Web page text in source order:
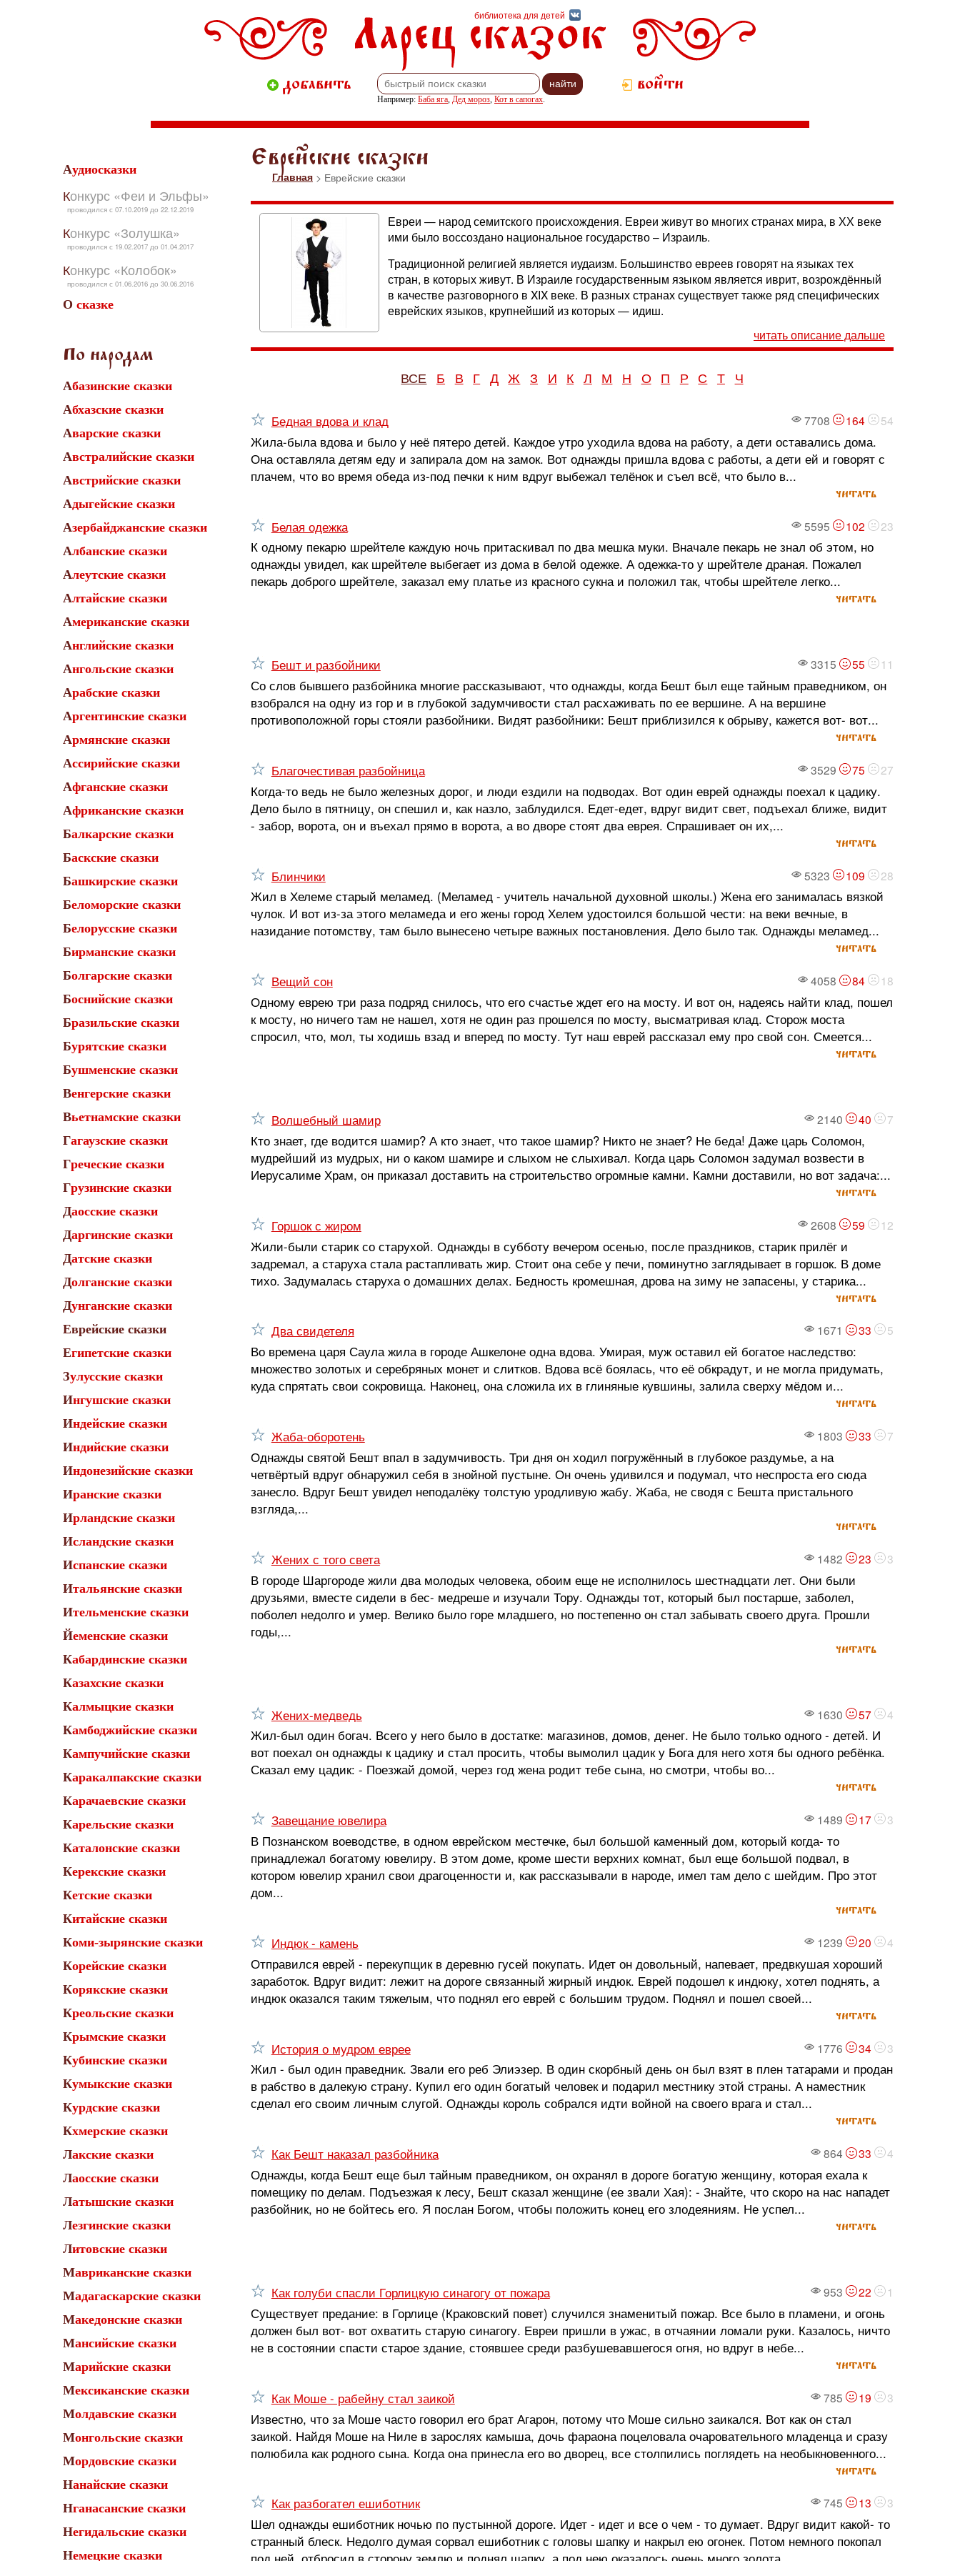
библиотека для детей
Ларец сказок
добавить Например: Баба яга Дед мороз Кот в сапогах войти
Аудиосказки
Конкурс «Феи и Эльфы»
проводился с 07.10.2019 до 22.12.2019
Конкурс «Золушка»
проводился с 19.02.2017 до 01.04.2017
Конкурс «Колобок»
проводился с 01.06.2016 до 30.06.2016
О сказке
По народам
Абазинские сказки
Абхазские сказки
Аварские сказки
Австралийские сказки
Австрийские сказки
Адыгейские сказки
Азербайджанские сказки
Албанские сказки
Алеутские сказки
Алтайские сказки
Американские сказки
Английские сказки
Ангольские сказки
Арабские сказки
Аргентинские сказки
Армянские сказки
Ассирийские сказки
Афганские сказки
Африканские сказки
Балкарские сказки
Баскские сказки
Башкирские сказки
Беломорские сказки
Белорусские сказки
Бирманские сказки
Болгарские сказки
Боснийские сказки
Бразильские сказки
Бурятские сказки
Бушменские сказки
Венгерские сказки
Вьетнамские сказки
Гагаузские сказки
Греческие сказки
Грузинские сказки
Даосские сказки
Даргинские сказки
Датские сказки
Долганские сказки
Дунганские сказки
Еврейские сказки
Египетские сказки
Зулусские сказки
Ингушские сказки
Индейские сказки
Индийские сказки
Индонезийские сказки
Иранские сказки
Ирландские сказки
Исландские сказки
Испанские сказки
Итальянские сказки
Ительменские сказки
Йеменские сказки
Кабардинские сказки
Казахские сказки
Калмыцкие сказки
Камбоджийские сказки
Кампучийские сказки
Каракалпакские сказки
Карачаевские сказки
Карельские сказки
Каталонские сказки
Керекские сказки
Кетские сказки
Китайские сказки
Коми-зырянские сказки
Корейские сказки
Корякские сказки
Креольские сказки
Крымские сказки
Кубинские сказки
Кумыкские сказки
Курдские сказки
Кхмерские сказки
Лакские сказки
Лаосские сказки
Латышские сказки
Лезгинские сказки
Литовские сказки
Мавриканские сказки
Мадагаскарские сказки
Македонские сказки
Мансийские сказки
Марийские сказки
Мексиканские сказки
Молдавские сказки
Монгольские сказки
Мордовские сказки
Нанайские сказки
Нганасанские сказки
Негидальские сказки
Немецкие сказки
Еврейские сказки
Главная > Еврейские сказки
Евреи — народ семитского происхождения. Евреи живут во многих странах мира, в ХХ веке
ими было воссоздано национальное государство – Израиль.
Традиционной религией является иудаизм. Большинство евреев говорят на языках тех
стран, в которых живут. В Израиле государственным языком является иврит, возрождённый
в качестве разговорного в XIX веке. В разных странах существует также ряд специфических
еврейских языков, крупнейший из которых — идиш.
читать описание дальше
ВСЕ Б В Г Д Ж З И К Л М Н О П Р С Т Ч
7708 164 54
Бедная вдова и клад
Жила-была вдова и было у неё пятеро детей. Каждое утро уходила вдова на работу, а дети оставались дома.
Она оставляла детям еду и запирала дом на замок. Вот однажды пришла вдова с работы, а дети ей и говорят с
плачем, что во время обеда из-под печки к ним вдруг выбежал телёнок и съел всё, что было в...
читать
5595 102 23
Белая одежка
К одному пекарю шрейтеле каждую ночь притаскивал по два мешка муки. Вначале пекарь не знал об этом, но
однажды увидел, как шрейтеле выбегает из дома в белой одежке. А одежка-то у шрейтеле драная. Пожалел
пекарь доброго шрейтеле, заказал ему платье из красного сукна и положил так, чтобы шрейтеле легко...
читать
3315 55 11
Бешт и разбойники
Со слов бывшего разбойника многие рассказывают, что однажды, когда Бешт был еще тайным праведником, он
взобрался на одну из гор и в глубокой задумчивости стал расхаживать по ее вершине. А на вершине
противоположной горы стояли разбойники. Видят разбойники: Бешт приблизился к обрыву, кажется вот- вот...
читать
3529 75 27
Благочестивая разбойница
Когда-то ведь не было железных дорог, и люди ездили на подводах. Вот один еврей однажды поехал к цадику.
Дело было в пятницу, он спешил и, как назло, заблудился. Едет-едет, вдруг видит свет, подъехал ближе, видит
- забор, ворота, он и въехал прямо в ворота, а во дворе стоят два еврея. Спрашивает он их,...
читать
5323 109 28
Блинчики
Жил в Хелеме старый меламед. (Меламед - учитель начальной духовной школы.) Жена его занималась вязкой
чулок. И вот из-за этого меламеда и его жены город Хелем удостоился большой чести: на веки вечные, в
назидание потомству, там было вынесено четыре важных постановления. Дело было так. Однажды меламед...
читать
4058 84 18
Вещий сон
Одному еврею три раза подряд снилось, что его счастье ждет его на мосту. И вот он, надеясь найти клад, пошел
к мосту, но ничего там не нашел, хотя не один раз прошелся по мосту, высматривая клад. Сторож моста
спросил, что, мол, ты ходишь взад и вперед по мосту. Тут наш еврей рассказал ему про свой сон. Смеется...
читать
2140 40 7
Волшебный шамир
Кто знает, где водится шамир? А кто знает, что такое шамир? Никто не знает? Не беда! Даже царь Соломон,
мудрейший из мудрых, ни о каком шамире и слыхом не слыхивал. Когда царь Соломон задумал возвести в
Иерусалиме Храм, он приказал доставить на строительство огромные камни. Камни доставили, но вот задача:...
читать
2608 59 12
Горшок с жиром
Жили-были старик со старухой. Однажды в субботу вечером осенью, после праздников, старик прилёг и
задремал, а старуха стала растапливать жир. Стоит она себе у печи, поминутно заглядывает в горшок. В доме
тихо. Задумалась старуха о домашних делах. Бедность кромешная, дрова на зиму не запасены, у старика...
читать
1671 33 5
Два свидетеля
Во времена царя Саула жила в городе Ашкелоне одна вдова. Умирая, муж оставил ей богатое наследство:
множество золотых и серебряных монет и слитков. Вдова всё боялась, что её обкрадут, и не могла придумать,
куда спрятать свои сокровища. Наконец, она сложила их в глиняные кувшины, залила сверху мёдом и...
читать
1803 33 7
Жаба-оборотень
Однажды святой Бешт впал в задумчивость. Три дня он ходил погружённый в глубокое раздумье, а на
четвёртый вдруг обнаружил себя в знойной пустыне. Он очень удивился и подумал, что неспроста его сюда
занесло. Вдруг Бешт увидел неподалёку толстую уродливую жабу. Жаба, не сводя с Бешта пристального
взгляда,...
читать
1482 23 3
Жених с того света
В городе Шаргороде жили два молодых человека, обоим еще не исполнилось шестнадцати лет. Они были
друзьями, вместе сидели в бес- медреше и изучали Тору. Однажды тот, который был постарше, заболел,
поболел недолго и умер. Велико было горе младшего, но постепенно он стал забывать своего друга. Прошли
годы,...
читать
1630 57 4
Жених-медведь
Жил-был один богач. Всего у него было в достатке: магазинов, домов, денег. Не было только одного - детей. И
вот поехал он однажды к цадику и стал просить, чтобы вымолил цадик у Бога для него хотя бы одного ребёнка.
Сказал ему цадик: - Поезжай домой, через год жена родит тебе сына, но смотри, чтобы во...
читать
1489 17 3
Завещание ювелира
В Познанском воеводстве, в одном еврейском местечке, был большой каменный дом, который когда- то
принадлежал богатому ювелиру. В этом доме, кроме шести верхних комнат, был еще большой подвал, в
котором ювелир хранил свои драгоценности и, как рассказывали в народе, имел там дело с шейдим. Про этот
дом...
читать
1239 20 4
Индюк - камень
Отправился еврей - перекупщик в деревню гусей покупать. Идет он довольный, напевает, предвкушая хороший
заработок. Вдруг видит: лежит на дороге связанный жирный индюк. Еврей подошел к индюку, хотел поднять, а
индюк оказался таким тяжелым, что поднял его еврей с большим трудом. Поднял и пошел своей...
читать
1776 34 3
История о мудром еврее
Жил - был один праведник. Звали его реб Элиэзер. В один скорбный день он был взят в плен татарами и продан
в рабство в далекую страну. Купил его один богатый человек и подарил местнику этой страны. А наместник
сделал его своим личным слугой. Однажды король собрался идти войной на своего врага и стал...
читать
864 33 4
Как Бешт наказал разбойника
Однажды, когда Бешт еще был тайным праведником, он охранял в дороге богатую женщину, которая ехала к
помещику по делам. Подъезжая к лесу, Бешт сказал женщине (ее звали Хая): - Знайте, что скоро на нас нападет
разбойник, но не бойтесь его. Я послан Богом, чтобы положить конец его злодеяниям. Не успел...
читать
953 22 1
Как голуби спасли Горлицкую синагогу от пожара
Существует предание: в Горлице (Краковский повет) случился знаменитый пожар. Все было в пламени, и огонь
должен был вот- вот охватить старую синагогу. Евреи пришли в ужас, в отчаянии ломали руки. Казалось, ничто
не в состоянии спасти старое здание, стоявшее среди разбушевавшегося огня, но вдруг в небе...
читать
785 19 3
Как Моше - рабейну стал заикой
Известно, что за Моше часто говорил его брат Агарон, потому что Моше сильно заикался. Вот как он стал
заикой. Найдя Моше на Ниле в зарослях камыша, дочь фараона поцеловала очаровательного младенца и сразу
полюбила как родного сына. Когда она принесла его во дворец, все столпились поглядеть на необыкновенного...
читать
745 13 3
Как разбогател ешиботник
Шел однажды ешиботник ночью по пустынной дороге. Идет - идет и все о чем - то думает. Вдруг видит какой- то
странный блеск. Недолго думая сорвал ешиботник с головы шапку и накрыл ею огонек. Потом немного покопал